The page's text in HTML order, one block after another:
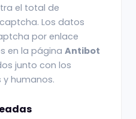
el total de
Los datos
por enlace
en la página Antibot
junto con los
humanos.